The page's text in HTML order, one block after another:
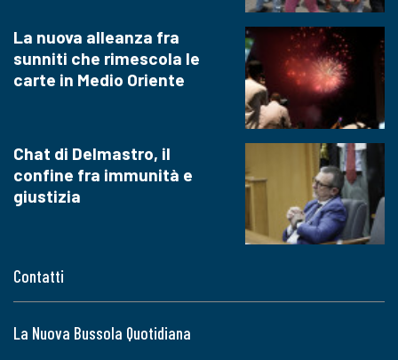
Contatti
La Nuova Bussola Quotidiana
La nuova alleanza fra
sunniti che rimescola le
carte in Medio Oriente
Chat di Delmastro, il
confine fra immunità e
giustizia